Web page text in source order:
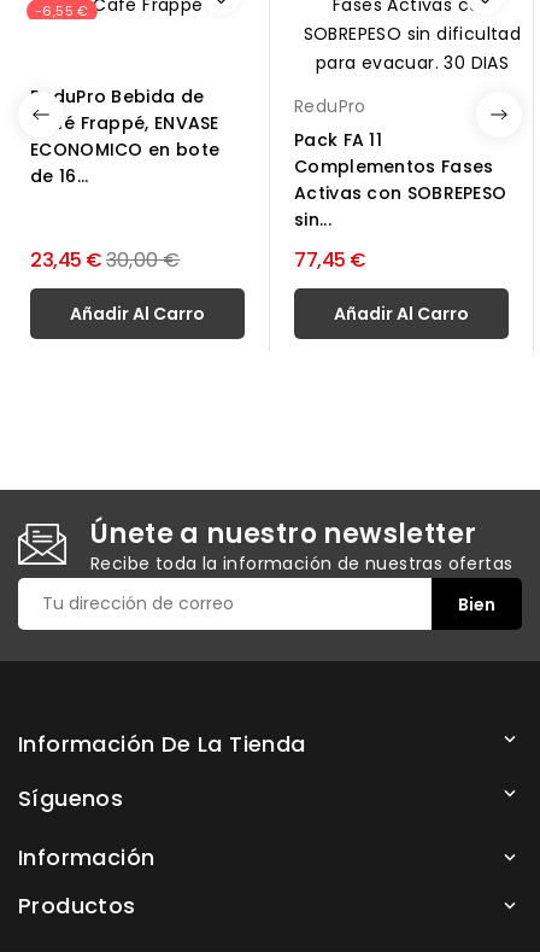
-6,55 €
ReduPro Bebida de
Café Frappé, ENVASE
ECONOMICO en bote
de 16...
23,45 €Precio
normal
30,00 €
Añadir Al Carro
ReduPro
Pack FA 11
Complementos Fases
Activas con SOBREPESO
sin...
77,45 €
Añadir Al Carro
Únete a nuestro newsletter
Recibe toda la información de nuestras ofertas
Información De La Tienda 
Síguenos 
Información 
Productos 